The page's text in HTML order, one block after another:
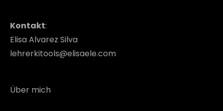
Kontakt:
Elisa Alvarez Silva
lehrerkitools@elisaele.com
Über mich